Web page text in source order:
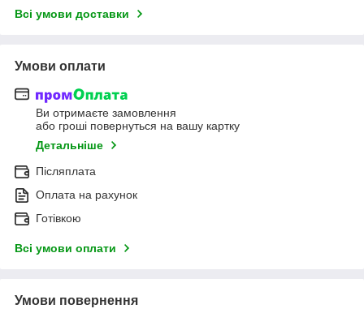
Всі умови доставки
Умови оплати
Ви отримаєте замовлення
або гроші повернуться на вашу картку
Детальніше
Післяплата
Оплата на рахунок
Готівкою
Всі умови оплати
Умови повернення